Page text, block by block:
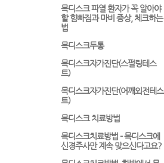
목디스크 파열 환자가 꼭 알아야
할 힘빠짐과 마비 증상, 체크하는
법
목디스크두통
목디스크자가진단(스펄링테스
트)
목디스크자가진단(어깨외전테스
트)
목디스크 치료방법
목디스크치료방법 - 목디스크에
신경주사만 계속 맞으신다고요?